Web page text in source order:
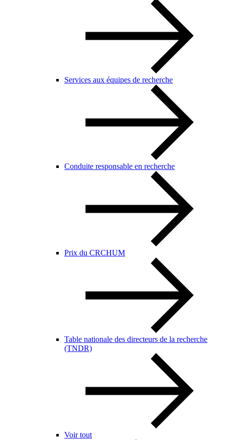
Services aux équipes de recherche
Conduite responsable en recherche
Prix du CRCHUM
Table nationale des directeurs de la recherche
(TNDR)
Voir tout